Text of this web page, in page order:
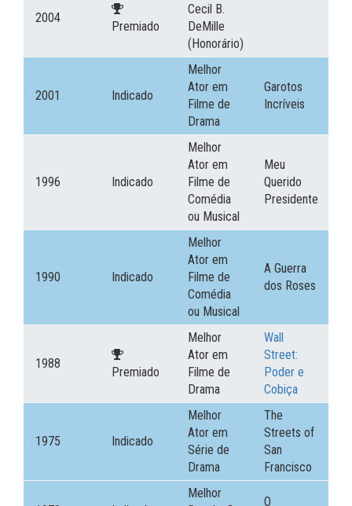
2004
Premiado
Cecil B.
DeMille
(Honorário)
2001 Indicado
Melhor
Ator em
Filme de
Drama
Garotos
Incríveis
1996 Indicado
Melhor
Ator em
Filme de
Comédia
ou Musical
Meu
Querido
Presidente
1990 Indicado
Melhor
Ator em
Filme de
Comédia
ou Musical
A Guerra
dos Roses
1988
Premiado
Melhor
Ator em
Filme de
Drama
Wall
Street:
Poder e
Cobiça
1975 Indicado
Melhor
Ator em
Série de
Drama
The
Streets of
San
Francisco
Melhor
O